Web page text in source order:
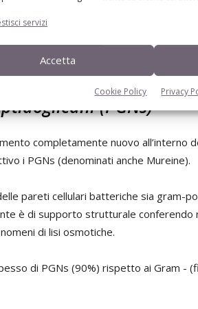
servizi
Accetta
Cookie Policy Privacy
(PGNs)
completamente nuovo all’interno
i PGNs (denominati anche Mureine).
pareti cellulari batteriche sia gram-
è di supporto strutturale conferendo
di lisi osmotiche.
di PGNs (90%) rispetto ai Gram -